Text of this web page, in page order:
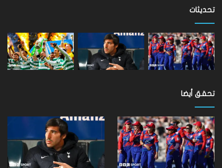
مستوى
العالم
تحديثات
تحقق أيضا